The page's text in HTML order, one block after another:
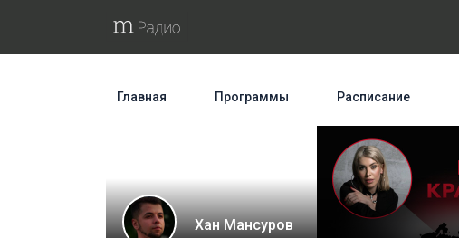
Главная Программы Расписание
Хан Мансуров